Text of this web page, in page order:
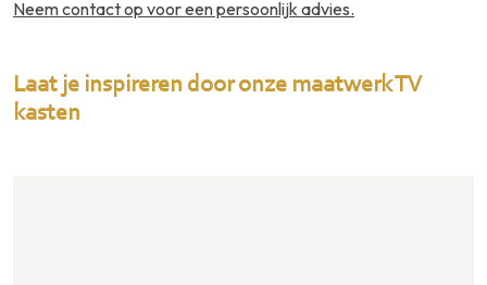
Neem contact op voor een persoonlijk advies.
Laat je inspireren door onze maatwerk TV
kasten